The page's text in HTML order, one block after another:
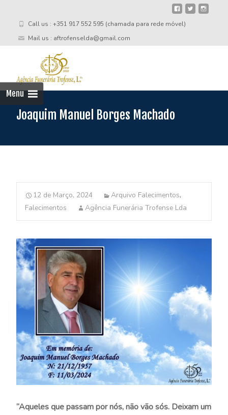
Call us : +351 917 552 595 (chamada para rede móvel)
Mail us : aftrofenselda@gmail.com
Menu
Joaquim Manuel Borges Machado
12 de Março, 2024 Arquivo Falecimentos,
Falecimentos
Agência Funerária Trofense Lda
“Aqueles que passam por nós, não vão sós. Deixam um